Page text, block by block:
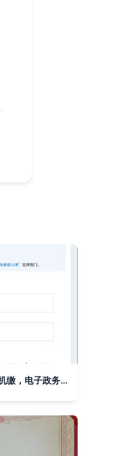
2024年城乡居民养老保险轻松手机缴，电子政务认证护航一步到位